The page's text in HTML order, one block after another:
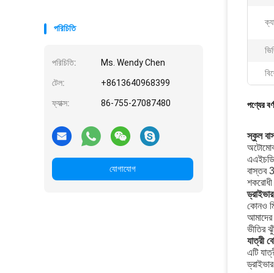
পরিচিতি
পরিচিতি: Ms. Wendy Chen
টেল: +8613640968399
ফ্যাক্স: 86-755-27087480
যোগাযোগ
পণ্যের
স্কুল
এএইচডি
বাস্তব
শকরোধী
কোনও
আমাদের
ভীতির
যাত্রী
এটি